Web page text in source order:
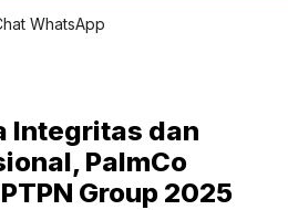
Integritas dan
PalmCo
Group 2025